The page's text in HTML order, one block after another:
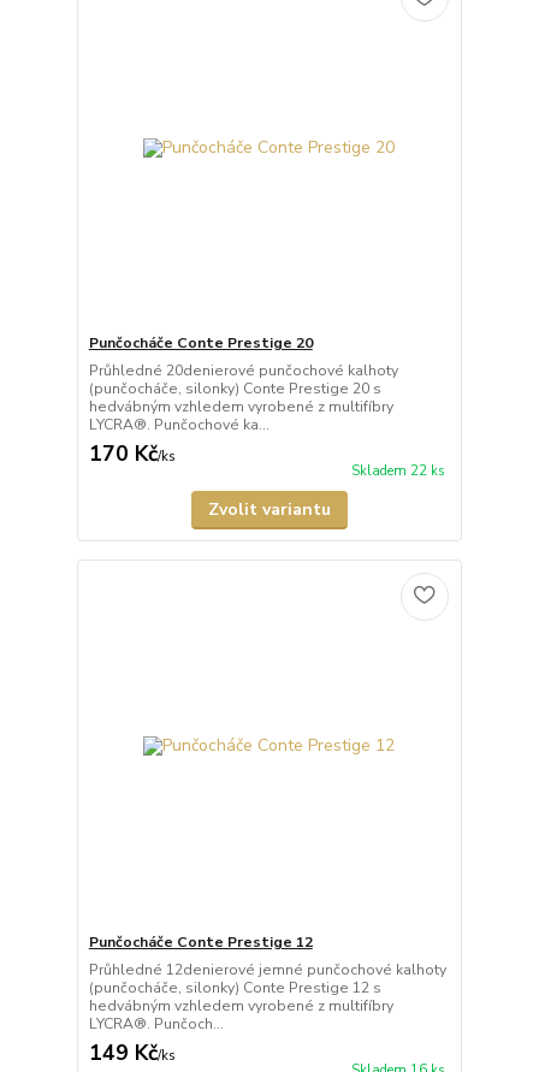
Punčocháče Conte Prestige 20
Průhledné 20denierové punčochové kalhoty
(punčocháče, silonky) Conte Prestige 20 s
hedvábným vzhledem vyrobené z multifíbry
LYCRA®. Punčochové ka...
170 Kč/ks
Skladem 22 ks
Zvolit variantu
Punčocháče Conte Prestige 12
Průhledné 12denierové jemné punčochové kalhoty
(punčocháče, silonky) Conte Prestige 12 s
hedvábným vzhledem vyrobené z multifíbry
LYCRA®. Punčoch...
149 Kč/ks